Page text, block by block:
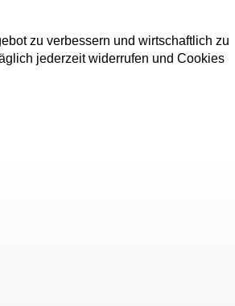
zu verbessern und wirtschaftlich zu
jederzeit widerrufen und Cookies